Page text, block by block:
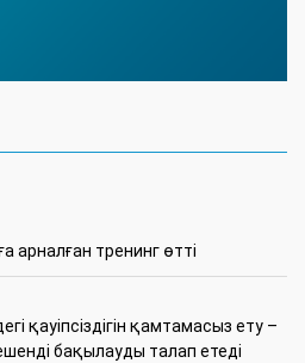
арналған тренинг өтті
қауіпсіздігін қамтамасыз ету –
бақылауды талап етеді